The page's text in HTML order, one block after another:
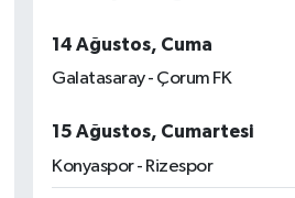
14 Ağustos, Cuma
Galatasaray - Çorum FK
15 Ağustos, Cumartesi
Konyaspor - Rizespor